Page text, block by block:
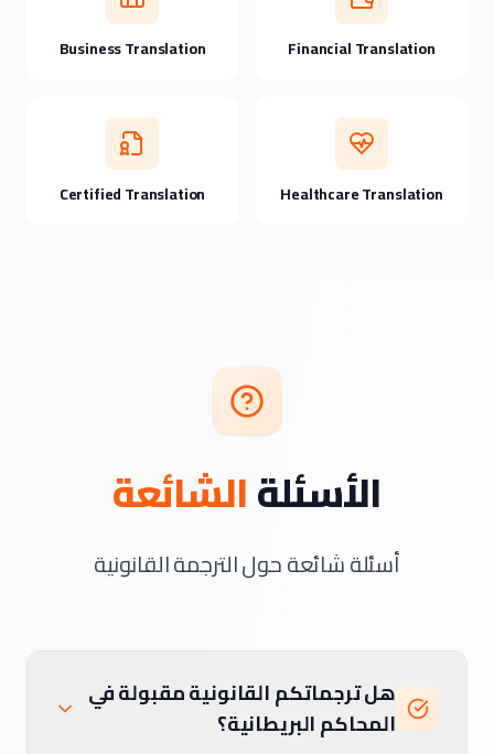
Financial Translation
Business Translation
Healthcare Translation
Certified Translation
الأسئلةالشائعة
أسئلة شائعة حول الترجمة القانونية
هل ترجماتكم القانونية مقبولة في
المحاكم البريطانية؟